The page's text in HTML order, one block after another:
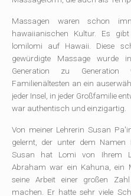
Massagen waren schon
hawaiianischen Kultur. Es
lomilomi auf Hawaii. Diese
gewürdigte Massage wurde
Generation zu Generation
Familienältesten an ein
jeder Insel, in jeder Großfamilie
war authentisch und einzigartig.
Von meiner Lehrerin Susan
gelernt, der unter dem
Susan hat Lomi von Ihrem
Abraham war ein Kahuna, ein
seine Arbeit einer großen
machen. Er hatte sehr viele